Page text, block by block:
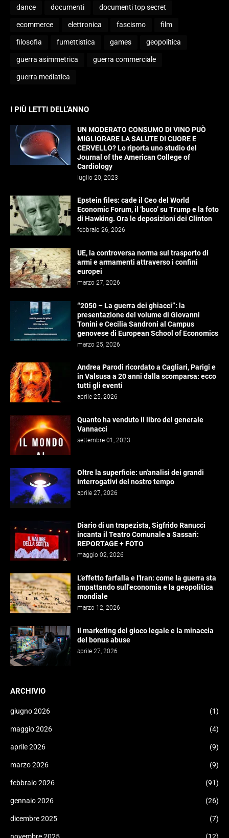
dance documenti documenti top secret
ecommerce elettronica fascismo film
filosofia fumettistica games geopolitica
guerra asimmetrica guerra commerciale
guerra mediatica
I PIÙ LETTI DELL’ANNO
UN MODERATO CONSUMO DI VINO PUÒ
MIGLIORARE LA SALUTE DI CUORE E
CERVELLO? Lo riporta uno studio del
Journal of the American College of
Cardiology
luglio 20, 2023
Epstein files: cade il Ceo del World
Economic Forum, il ‘buco’ su Trump e la foto
di Hawking. Ora le deposizioni dei Clinton
febbraio 26, 2026
UE, la controversa norma sul trasporto di
armi e armamenti attraverso i confini
europei
marzo 27, 2026
“2050 – La guerra dei ghiacci”: la
presentazione del volume di Giovanni
Tonini e Cecilia Sandroni al Campus
genovese di European School of Economics
marzo 25, 2026
Andrea Parodi ricordato a Cagliari, Parigi e
in Valsusa a 20 anni dalla scomparsa: ecco
tutti gli eventi
aprile 25, 2026
Quanto ha venduto il libro del generale
Vannacci
settembre 01, 2023
Oltre la superficie: un'analisi dei grandi
interrogativi del nostro tempo
aprile 27, 2026
Diario di un trapezista, Sigfrido Ranucci
incanta il Teatro Comunale a Sassari:
REPORTAGE + FOTO
maggio 02, 2026
L’effetto farfalla e l'Iran: come la guerra sta
impattando sull'economia e la geopolitica
mondiale
marzo 12, 2026
Il marketing del gioco legale e la minaccia
del bonus abuse
aprile 27, 2026
ARCHIVIO
giugno 2026 (1)
maggio 2026 (4)
aprile 2026 (9)
marzo 2026 (9)
febbraio 2026 (91)
gennaio 2026 (26)
dicembre 2025 (7)
novembre 2025 (12)